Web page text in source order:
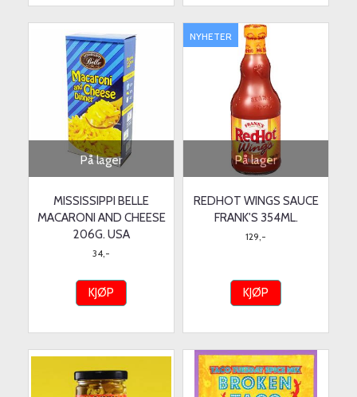
På lager
MISSISSIPPI BELLE
MACARONI AND CHEESE
206G. USA
34,-
KJØP
På lager
NYHETER
REDHOT WINGS SAUCE
FRANK'S 354ML.
129,-
KJØP